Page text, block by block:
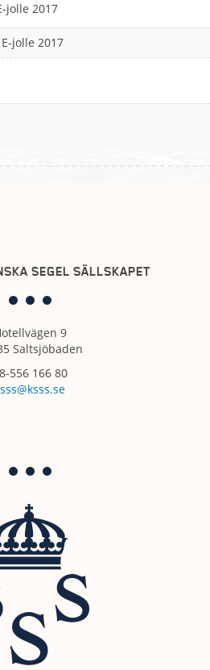
jolle 2017
jolle 2017
SEGEL SÄLLSKAPET
9
Saltsjöbaden
556 166 80